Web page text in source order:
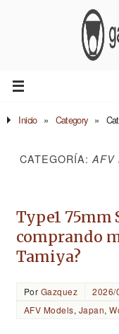
Inicio » Category »
CATEGORÍA: AFV
Type1 75mm
comprando
Tamiya?
Por Gazquez
2026/
AFV Models, Japan,